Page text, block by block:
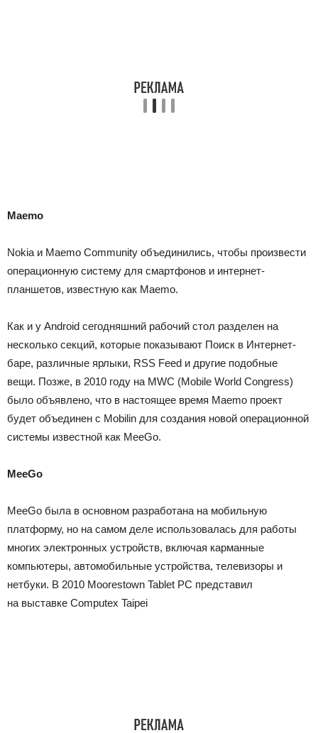
Maemo
Nokia и Maemo Community объединились, чтобы произвести
операционную систему для смартфонов и интернет-
планшетов, известную как Maemo.
Как и у Android сегодняшний рабочий стол разделен на
несколько секций, которые показывают Поиск в Интернет-
баре, различные ярлыки, RSS Feed и другие подобные
вещи. Позже, в 2010 году на MWC (Mobile World Congress)
было объявлено, что в настоящее время Maemo проект
будет объединен с Mobilin для создания новой операционной
системы известной как MeeGo.
MeeGo
MeeGo была в основном разработана на мобильную
платформу, но на самом деле использовалась для работы
многих электронных устройств, включая карманные
компьютеры, автомобильные устройства, телевизоры и
нетбуки. В 2010 Moorestown Tablet PC представил
на выставке Computex Taipei